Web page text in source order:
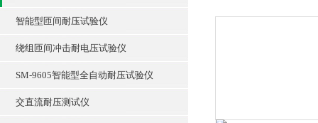
智能型匝间耐压试验仪
绕组匝间冲击耐电压试验仪
SM-9605智能型全自动耐压试验仪
交直流耐压测试仪